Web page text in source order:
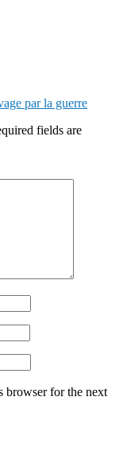
par la guerre
fields are
browser for the next